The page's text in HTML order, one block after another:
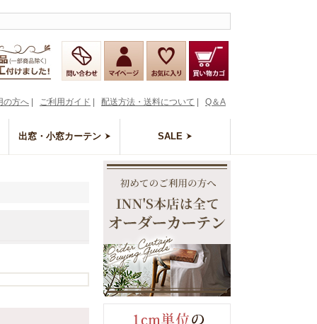
Q＆A
配送方法・送料について
ご利用ガイド
の方へ
出窓・小窓カーテン SALE